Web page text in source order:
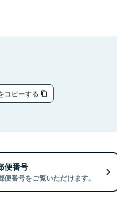
コピーする
便番号
番号をご覧いただけます。